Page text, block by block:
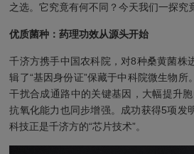
之选。它究竟有何不同？今天我们一探究
优质菌种：药理功效从源头开始
千济方携手中国农科院，对8种桑黄菌株
辑了“基因身份证”保藏于中科院微生物所
干扰合成通路中的关键基因，大幅提升
抗氧化能力也同步增强。成功获得5项发
科技正是千济方的“芯片技术”。